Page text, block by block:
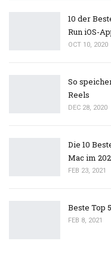
10 der
Run iOS-
OCT 10, 2020
So
Reels
DEC 28, 2020
Die 10
Mac im
FEB 23, 2021
Beste Top
FEB 8, 2021